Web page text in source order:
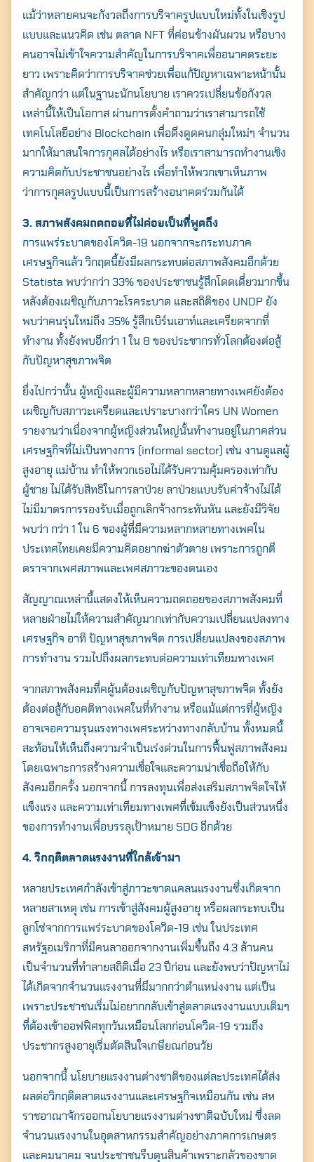
Search
for:
แม้ว่าหลายคนจะกังวลถึงการบริจาครูปแบบใหม่ทั้งในเชิงรูป
แบบและแนวคิด เช่น ตลาด NFT ที่ค่อนข้างผันผวน หรือบาง
คนอาจไม่เข้าใจความสำคัญในการบริจาคเพื่ออนาคตระยะ
ยาว เพราะคิดว่าการบริจาคช่วยเพื่อแก้ปัญหาเฉพาะหน้านั้น
สำคัญกว่า แต่ในฐานะนักนโยบาย เราควรเปลี่ยนข้อกังวล
เหล่านี้ให้เป็นโอกาส ผ่านการตั้งคำถามว่าเราสามารถใช้
เทคโนโลยีอย่าง Blockchain เพื่อดึงดูดคนกลุ่มใหม่ๆ จำนวน
มากให้มาสนใจการกุศลได้อย่างไร หรือเราสามารถทำงานเชิง
ความคิดกับประชาชนอย่างไร เพื่อทำให้พวกเขาเห็นภาพ
ว่าการกุศลรูปแบบนี้เป็นการสร้างอนาคตร่วมกันได้
3. สภาพสังคมถดถอยที่ไม่ค่อยเป็นที่พูดถึง
การแพร่ระบาดของโควิด-19 นอกจากจะกระทบภาค
เศรษฐกิจแล้ว วิกฤตนี้ยังมีผลกระทบต่อสภาพสังคมอีกด้วย
Statista พบว่ากว่า 33% ของประชาชนรู้สึกโดดเดี่ยวมากขึ้น
หลังต้องเผชิญกับภาวะโรคระบาด และสถิติของ UNDP ยัง
พบว่าคนรุ่นใหม่ถึง 35% รู้สึกเบิร์นเอาท์และเครียดจากที่
ทำงาน ทั้งยังพบอีกว่า 1 ใน 8 ของประชากรทั่วโลกต้องต่อสู้
กับปัญหาสุขภาพจิต
ยื่งไปกว่านั้น ผู้หญิงและผู้มีความหลากหลายทางเพศยังต้อง
เผชิญกับสภาวะเครียดและเปราะบางกว่าใคร UN Women
รายงานว่าเนื่องจากผู้หญิงส่วนใหญ่นั้นทำงานอยู่ในภาคส่วน
เศรษฐกิจที่ไม่เป็นทางการ (informal sector) เช่น งานดูแลผู้
สูงอายุ แม่บ้าน ทำให้พวกเธอไม่ได้รับความคุ้มครองเท่ากับ
ผู้ชาย ไม่ได้รับสิทธิในการลาป่วย ลาป่วยแบบรับค่าจ้างไม่ได้
ไม่มีมาตรการรองรับเมื่อถูกเลิกจ้างกระทันหัน และยังมีวิจัย
พบว่า กว่า 1 ใน 6 ของผู้ที่มีความหลากหลายทางเพศใน
ประเทศไทยเคยมีความคิดอยากฆ่าตัวตาย เพราะการถูกตี
ตราจากเพศสภาพและเพศสภาวะของตนเอง
สัญญาณเหล่านี้แสดงให้เห็นความถดถอยของสภาพสังคมที่
หลายฝ่ายไม่ให้ความสำคัญมากเท่ากับความเปลี่ยนแปลงทาง
เศรษฐกิจ อาทิ ปัญหาสุขภาพจิต การเปลี่ยนแปลงของสภาพ
การทำงาน รวมไปถึงผลกระทบต่อความเท่าเทียมทางเพศ
จากสภาพสังคมที่คผู้นต้องเผชิญกับปัญหาสุขภาพจิต ทั้งยัง
ต้องต่อสู้กับอคติทางเพศในที่ทำงาน หรือแม้แต่การที่ผู้หญิง
อาจเจอความรุนแรงทางเพศระหว่างทางกลับบ้าน ทั้งหมดนี้
สะท้อนให้เห็นถึงความจำเป็นเร่งด่วนในการฟื้นฟูสภาพสังคม
โดยเฉพาะการสร้างความเชื่อใจและความน่าเชื่อถือให้กับ
สังคมอีกครั้ง นอกจากนี้ การลงทุนเพื่อส่งเสริมสภาพจิตใจให้
แข็งแรง และความเท่าเทียมทางเพศที่เข้มแข็งยังเป็นส่วนหนึ่ง
ของการทำงานเพื่อบรรลุเป้าหมาย SDG อีกด้วย
4. วิกฤติตลาดแรงงานที่ใกล้เข้ามา
หลายประเทศกำลังเข้าสู่ภาวะขาดแคลนแรงงานซึ่งเกิดจาก
หลายสาเหตุ เช่น การเข้าสู่สังคมผู้สูงอายุ หรือผลกระทบเป็น
ลูกโซ่จากการแพร่ระบาดของโควิด-19 เช่น ในประเทศ
สหรัฐอเมริกาที่มีคนลาออกจากงานเพิ่มขึ้นถึง 4.3 ล้านคน
เป็นจำนวนที่ทำลายสถิติเมื่อ 23 ปีก่อน และยังพบว่าปัญหาไม่
ได้เกิดจากจำนวนแรงงานที่มีมากกว่าตำแหน่งงาน แต่เป็น
เพราะประชาชนเริ่มไม่อยากกลับเข้าสู่ตลาดแรงงานแบบเดิมๆ
ที่ต้องเข้าออฟฟิศทุกวันเหมือนโลกก่อนโควิด-19 รวมถึง
ประชากรสูงอายุเริ่มตัดสินใจเกษียณก่อนวัย
นอกจากนี้ นโยบายแรงงานต่างชาติของแต่ละประเทศได้ส่ง
ผลต่อวิกฤติตลาดแรงงานและเศรษฐกิจเหมือนกัน เช่น สห
ราชอาณาจักรออกนโยบายแรงงานต่างชาติฉบับใหม่ ซึ่งลด
จำนวนแรงงานในอุตสาหกรรมสำคัญอย่างภาคการเกษตร
และคมนาคม จนประชาชนรีบตุนสินค้าเพราะกลัวของขาด